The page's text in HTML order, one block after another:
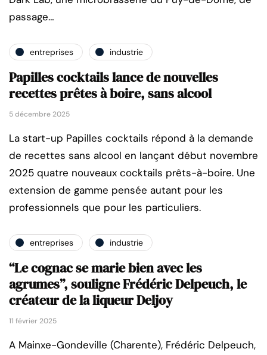
passage…
entreprises industrie
Papilles cocktails lance de nouvelles
recettes prêtes à boire, sans alcool
5 décembre 2025
La start-up Papilles cocktails répond à la demande
de recettes sans alcool en lançant début novembre
2025 quatre nouveaux cocktails prêts-à-boire. Une
extension de gamme pensée autant pour les
professionnels que pour les particuliers.
entreprises industrie
“Le cognac se marie bien avec les
agrumes”, souligne Frédéric Delpeuch, le
créateur de la liqueur Deljoy
11 février 2025
A Mainxe-Gondeville (Charente), Frédéric Delpeuch,